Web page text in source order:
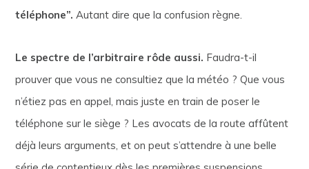
téléphone”. Autant dire que la confusion règne.
Le spectre de l’arbitraire rôde aussi. Faudra-t-il
prouver que vous ne consultiez que la météo ? Que vous
n’étiez pas en appel, mais juste en train de poser le
téléphone sur le siège ? Les avocats de la route affûtent
déjà leurs arguments, et on peut s’attendre à une belle